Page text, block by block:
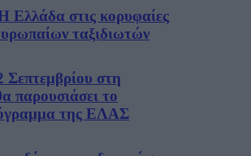
στις κορυφαίες
ταξιδιωτών
Σεπτεμβρίου στη
παρουσιάσει το
της ΕΛΑΣ